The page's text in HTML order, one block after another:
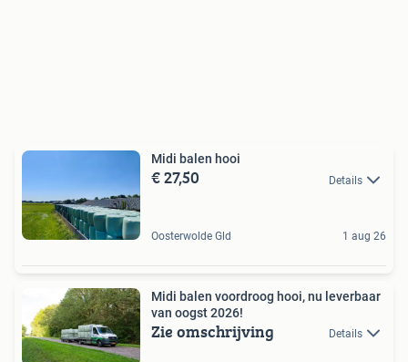
Midi balen hooi
€ 27,50 Details
Oosterwolde Gld 1 aug 26
Midi balen voordroog hooi, nu leverbaar
van oogst 2026!
Zie omschrijving Details